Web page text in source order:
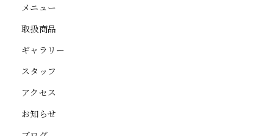
メニュー
取扱商品
ギャラリー
スタッフ
アクセス
お知らせ